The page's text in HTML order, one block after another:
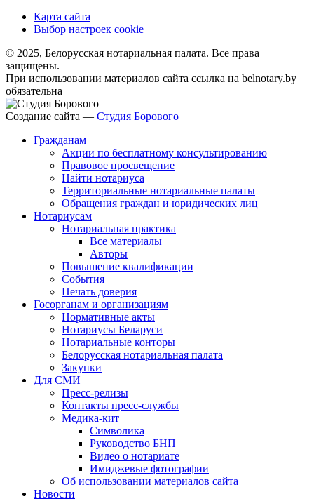
Карта сайта
Выбор настроек cookie
© 2025, Белорусская нотариальная палата. Все права
защищены.
При использовании материалов сайта ссылка на belnotary.by
обязательна
Создание сайта — Студия Борового
Гражданам
Акции по бесплатному консультированию
Правовое просвещение
Найти нотариуса
Территориальные нотариальные палаты
Обращения граждан и юридических лиц
Нотариусам
Нотариальная практика
Все материалы
Авторы
Повышение квалификации
События
Печать доверия
Госорганам и организациям
Нормативные акты
Нотариусы Беларуси
Нотариальные конторы
Белорусская нотариальная палата
Закупки
Для СМИ
Пресс-релизы
Контакты пресс-службы
Медика-кит
Символика
Руководство БНП
Видео о нотариате
Имиджевые фотографии
Об использовании материалов сайта
Новости